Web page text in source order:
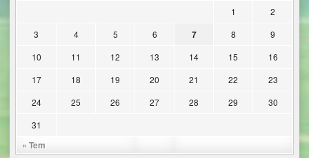
« Tem
1
2
3
4 5 6 7 8
9
10
11 12 13 14 15
16
17
18 19 20 21 22
23
24
25 26 27 28 29
30
31